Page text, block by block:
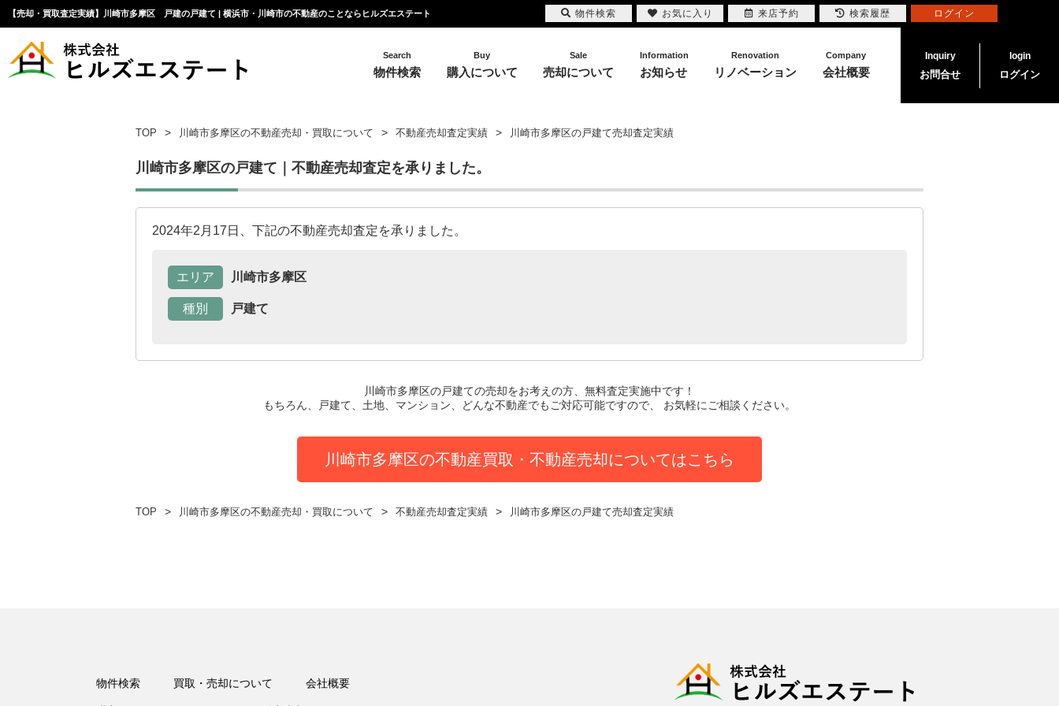
【売却・買取査定実績】川崎市多摩区 戸建の戸建て | 横浜市・川崎市の不動産のことならヒルズエステート
Search
物件検索
Buy
購入について
Sale
売却について
Information
お知らせ
Renovation
リノベーション
Company
会社概要
Inquiry
お問合せ
login
ログイン
TOP 川崎市多摩区の不動産売却・買取について 不動産売却査定実績 川崎市多摩区の戸建て売却査定実績
川崎市多摩区の戸建て｜不動産売却査定を承りました。
2024年2月17日、下記の不動産売却査定を承りました。
エリア 川崎市多摩区
種別 戸建て
川崎市多摩区の戸建ての売却をお考えの方、無料査定実施中です！
もちろん、戸建て、土地、マンション、どんな不動産でもご対応可能ですので、 お気軽にご相談ください。
川崎市多摩区の不動産買取・不動産売却についてはこちら
TOP 川崎市多摩区の不動産売却・買取について 不動産売却査定実績 川崎市多摩区の戸建て売却査定実績
物件検索 買取・売却について 会社概要
物件検索 お気に入り 来店予約 検索履歴 ログイン